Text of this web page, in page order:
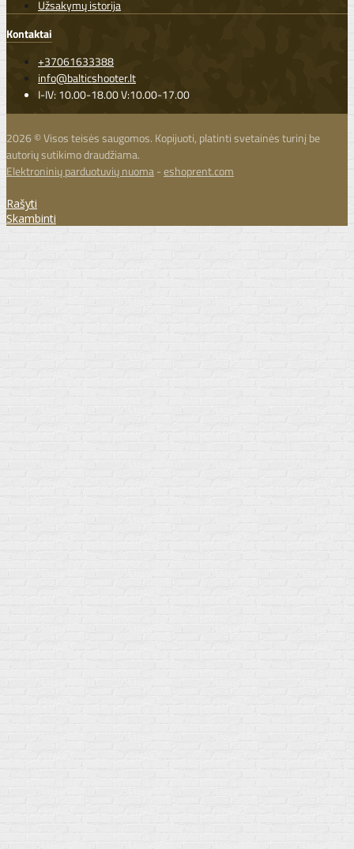
Užsakymų istorija
Kontaktai
+37061633388
info@balticshooter.lt
I-IV: 10.00-18.00 V:10.00-17.00
2026 © Visos teisės saugomos. Kopijuoti, platinti svetainės turinį be
autorių sutikimo draudžiama.
Elektroninių parduotuvių nuoma-eshoprent.com
Rašyti
Skambinti